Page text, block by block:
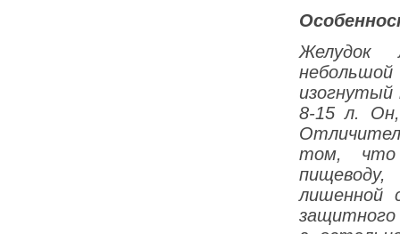
Желудок
изогнутый
8-15 л. Он,
том, что
лишенной
защитного